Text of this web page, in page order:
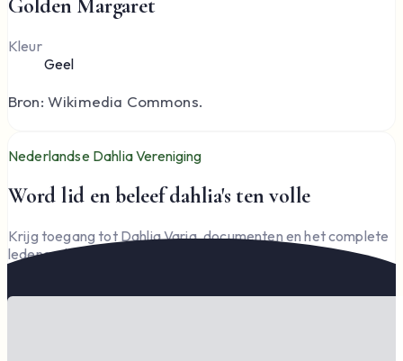
Golden Margaret
Kleur
Geel
Bron: Wikimedia Commons.
Nederlandse Dahlia Vereniging
Word lid en beleef dahlia's ten volle
Krijg toegang tot Dahlia Varia, documenten en het complete
ledengedeelte — en steun de vereniging.